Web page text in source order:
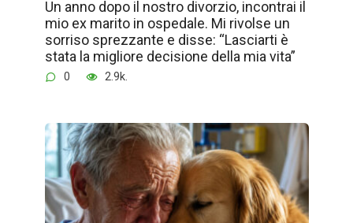
Un anno dopo il nostro divorzio, incontrai il
mio ex marito in ospedale. Mi rivolse un
sorriso sprezzante e disse: “Lasciarti è
stata la migliore decisione della mia vita”
0 2.9k.